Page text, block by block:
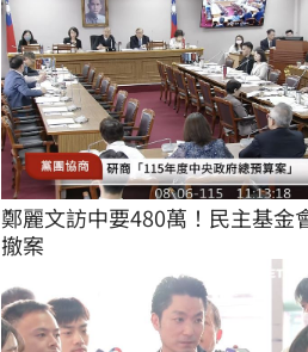
鄭麗文訪中要480萬！民主基金
撤案